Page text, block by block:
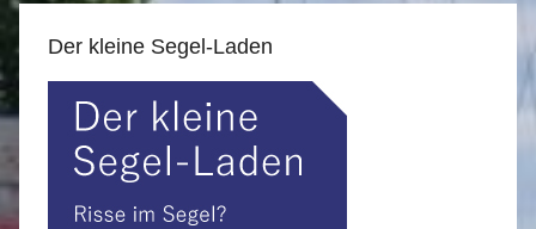
Der kleine Segel-Laden